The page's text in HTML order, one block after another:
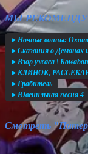
МЫ
►Ночные воины:
►Сказания о Демонах
►Взор ужаса \ Kowabon
►КЛИНОК,
►Грабитель
►Ювенильная песня 4
Смотреть "Питер